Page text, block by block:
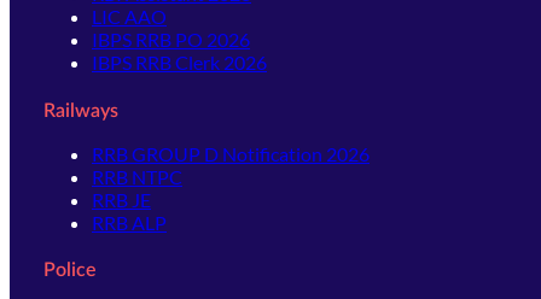
LIC AAO
IBPS RRB PO 2026
IBPS RRB Clerk 2026
Railways
RRB GROUP D Notification 2026
RRB NTPC
RRB JE
RRB ALP
Police